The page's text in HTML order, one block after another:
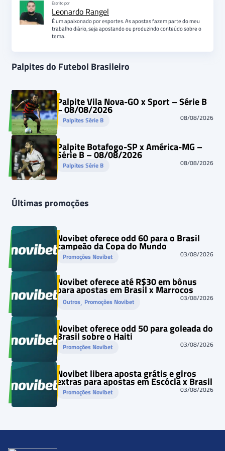
Escrito por
Leonardo Rangel
É um apaixonado por esportes. As apostas fazem parte do meu
trabalho diário, seja apostando ou produzindo conteúdo sobre o
tema.
Palpites do Futebol Brasileiro
Palpite Vila Nova-GO x Sport – Série B
– 08/08/2026
Palpites Série B 08/08/2026
Palpite Botafogo-SP x América-MG –
Série B – 08/08/2026
Palpites Série B 08/08/2026
Últimas promoções
Novibet oferece odd 60 para o Brasil
campeão da Copa do Mundo
Promoções Novibet 03/08/2026
Novibet oferece até R$30 em bônus
para apostas em Brasil x Marrocos
Outros, Promoções Novibet 03/08/2026
Novibet oferece odd 50 para goleada do
Brasil sobre o Haiti
Promoções Novibet 03/08/2026
Novibet libera aposta grátis e giros
extras para apostas em Escócia x Brasil
Promoções Novibet 03/08/2026